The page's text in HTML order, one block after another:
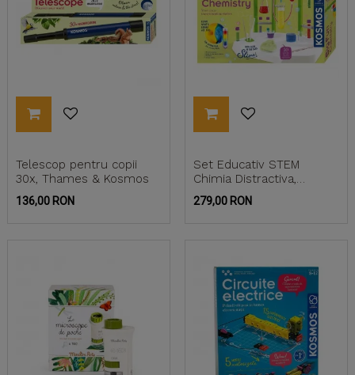
Telescop pentru copii
30x, Thames & Kosmos
Pret
136,00 RON
Set Educativ STEM
Chimia Distractiva,
Thames & Kosmos
Pret
279,00 RON